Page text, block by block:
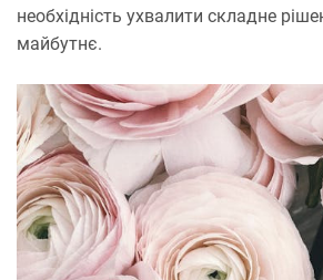
необхідність ухвалити складне
майбутнє.